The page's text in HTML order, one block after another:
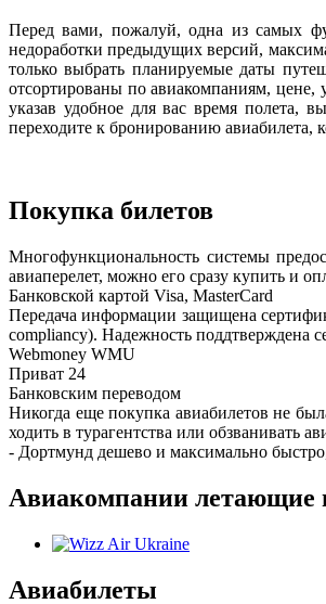
Перед вами, пожалуй, одна из самых
недоработки предыдущих версий,
только выбрать планируемые даты
отсортированы по авиакомпаниям, цене,
указав удобное для вас время полета,
переходите к бронированию авиабилета,
Покупка билетов
Многофункциональность системы
авиаперелет, можно его сразу купить и
Банковской картой Visa, MasterCard
Передача информации защищена
compliancy). Надежность поддтверждена
Webmoney WMU
Приват 24
Банковским переводом
Никогда еще покупка авиабилетов не
ходить в турагентства или обзванивать
- Дортмунд дешево и максимально
Авиакомпании летающие
Авиабилеты